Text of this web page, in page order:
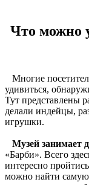
Что можно
Многие
удивиться,
Тут представлены
делали индейцы,
игрушки.
Музей занимает
«Барби». Всего
интересно
можно найти